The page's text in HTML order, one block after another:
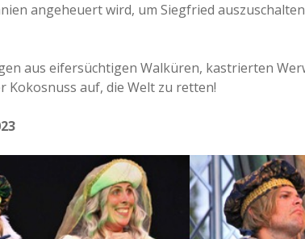
angeheuert wird, um Siegfried
aus eifersüchtigen Walküren, kastrierten
Kokosnuss auf, die Welt zu retten!